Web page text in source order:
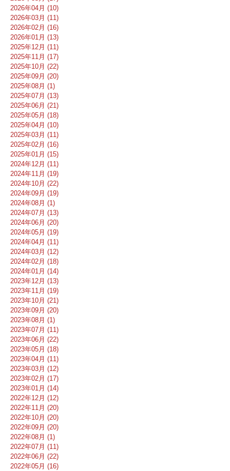
2026年04月 (10)
2026年03月 (11)
2026年02月 (16)
2026年01月 (13)
2025年12月 (11)
2025年11月 (17)
2025年10月 (22)
2025年09月 (20)
2025年08月 (1)
2025年07月 (13)
2025年06月 (21)
2025年05月 (18)
2025年04月 (10)
2025年03月 (11)
2025年02月 (16)
2025年01月 (15)
2024年12月 (11)
2024年11月 (19)
2024年10月 (22)
2024年09月 (19)
2024年08月 (1)
2024年07月 (13)
2024年06月 (20)
2024年05月 (19)
2024年04月 (11)
2024年03月 (12)
2024年02月 (18)
2024年01月 (14)
2023年12月 (13)
2023年11月 (19)
2023年10月 (21)
2023年09月 (20)
2023年08月 (1)
2023年07月 (11)
2023年06月 (22)
2023年05月 (18)
2023年04月 (11)
2023年03月 (12)
2023年02月 (17)
2023年01月 (14)
2022年12月 (12)
2022年11月 (20)
2022年10月 (20)
2022年09月 (20)
2022年08月 (1)
2022年07月 (11)
2022年06月 (22)
2022年05月 (16)